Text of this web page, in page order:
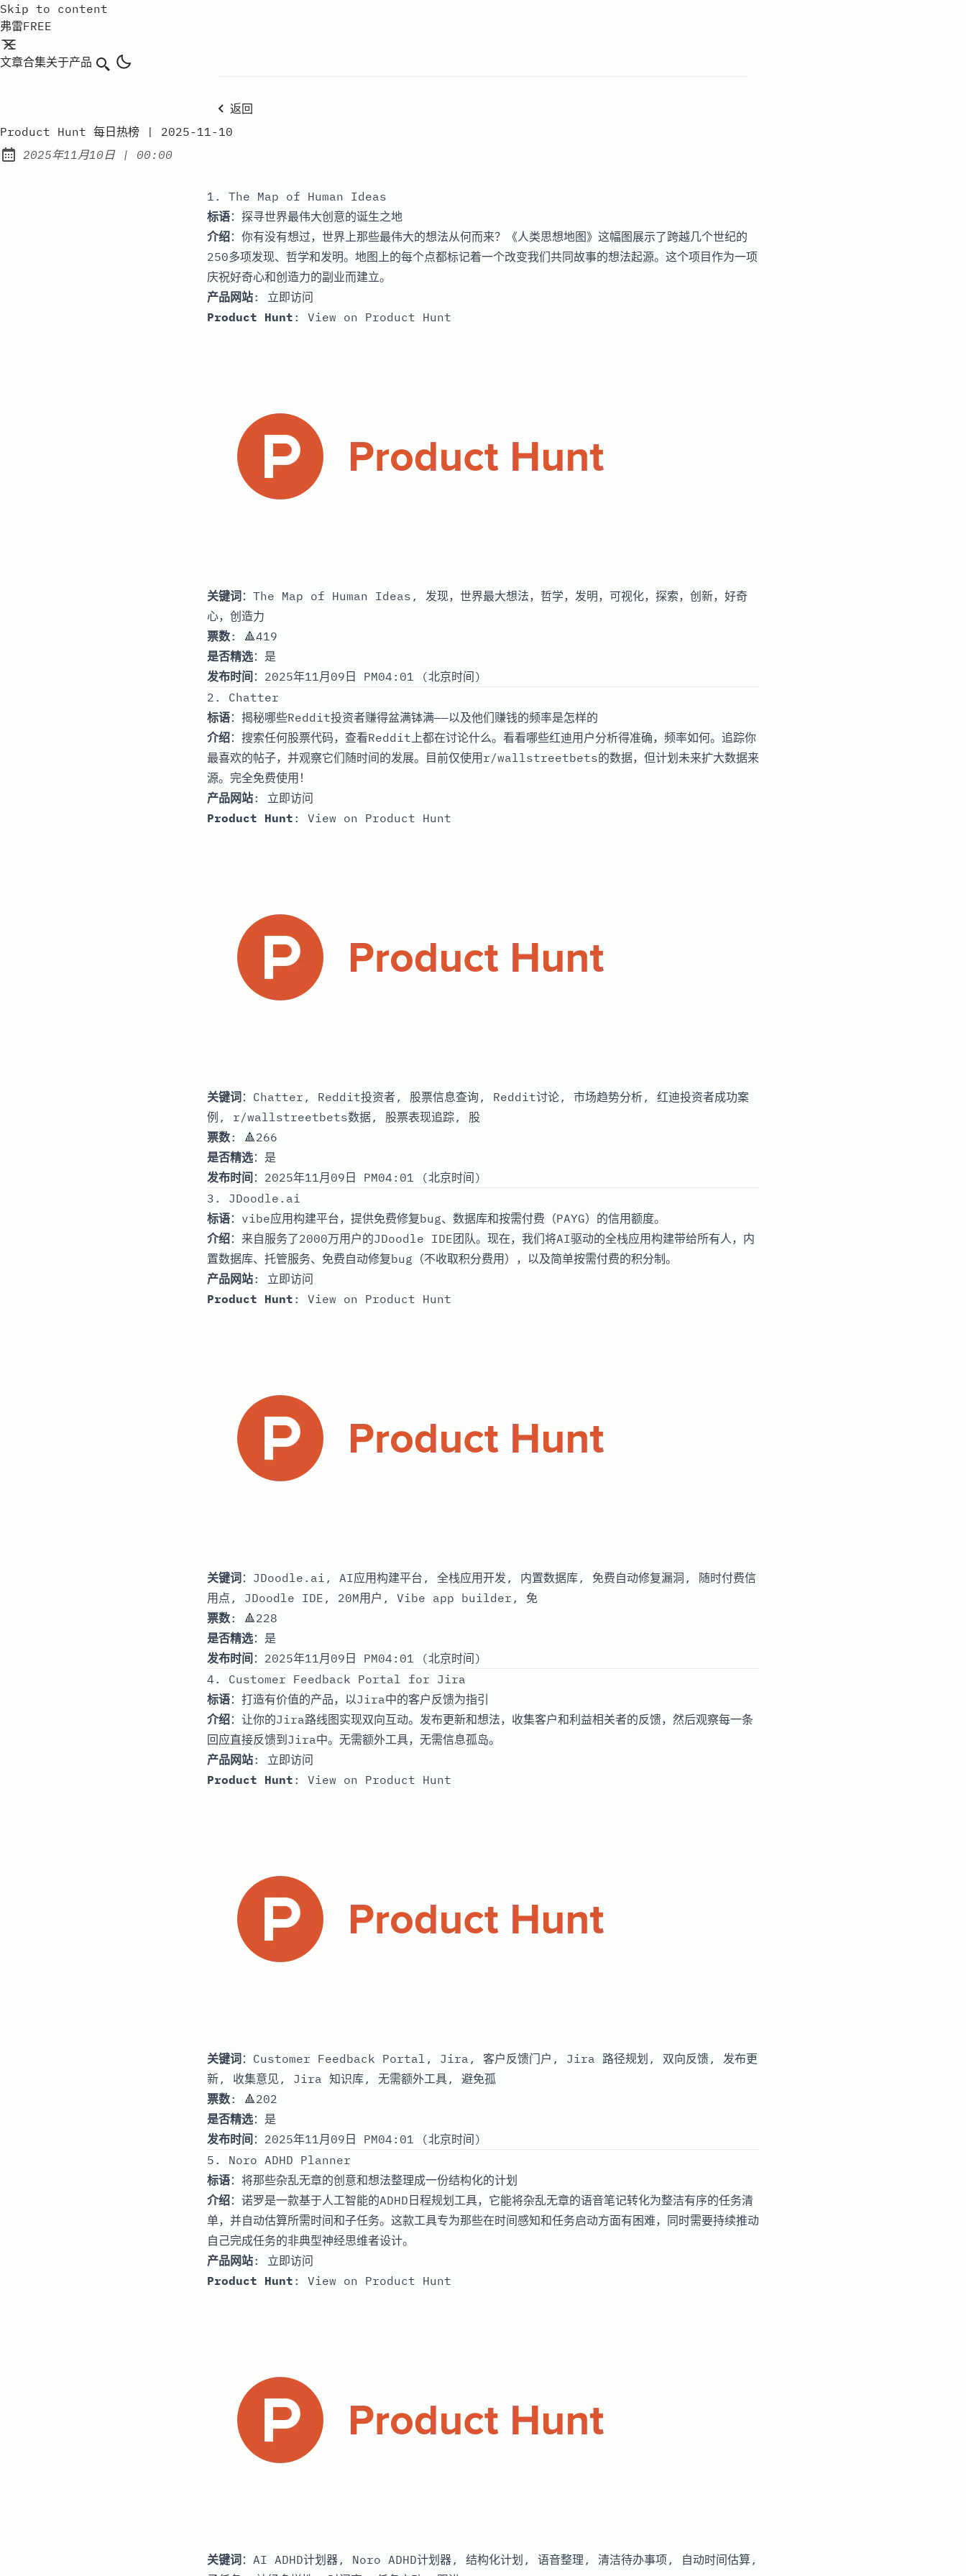
Skip to content
弗雷FREE
文章合集关于产品 搜索
返回
Product Hunt 每日热榜 | 2025-11-10
Published:
2025年11月10日| at
00:00
1. The Map of Human Ideas
标语：探寻世界最伟大创意的诞生之地
介绍：你有没有想过，世界上那些最伟大的想法从何而来？《人类思想地图》这幅图展示了跨越几个世纪的
250多项发现、哲学和发明。地图上的每个点都标记着一个改变我们共同故事的想法起源。这个项目作为一项
庆祝好奇心和创造力的副业而建立。
产品网站: 立即访问
Product Hunt : View on Product Hunt
关键词：The Map of Human Ideas, 发现，世界最大想法，哲学，发明，可视化，探索，创新，好奇
心，创造力
票数: 🔺419
是否精选：是
发布时间 ：2025年11月09日 PM04:01 (北京时间)
2. Chatter
标语：揭秘哪些Reddit投资者赚得盆满钵满——以及他们赚钱的频率是怎样的
介绍：搜索任何股票代码，查看Reddit上都在讨论什么。看看哪些红迪用户分析得准确，频率如何。追踪你
最喜欢的帖子，并观察它们随时间的发展。目前仅使用r/wallstreetbets的数据，但计划未来扩大数据来
源。完全免费使用！
产品网站: 立即访问
Product Hunt : View on Product Hunt
关键词：Chatter, Reddit投资者, 股票信息查询, Reddit讨论, 市场趋势分析, 红迪投资者成功案
例, r/wallstreetbets数据, 股票表现追踪, 股
票数: 🔺266
是否精选：是
发布时间 ：2025年11月09日 PM04:01 (北京时间)
3. JDoodle.ai
标语：vibe应用构建平台，提供免费修复bug、数据库和按需付费（PAYG）的信用额度。
介绍：来自服务了2000万用户的JDoodle IDE团队。现在，我们将AI驱动的全栈应用构建带给所有人，内
置数据库、托管服务、免费自动修复bug（不收取积分费用），以及简单按需付费的积分制。
产品网站: 立即访问
Product Hunt : View on Product Hunt
关键词：JDoodle.ai, AI应用构建平台, 全栈应用开发, 内置数据库, 免费自动修复漏洞, 随时付费信
用点, JDoodle IDE, 20M用户, Vibe app builder, 免
票数: 🔺228
是否精选：是
发布时间 ：2025年11月09日 PM04:01 (北京时间)
4. Customer Feedback Portal for Jira
标语：打造有价值的产品，以Jira中的客户反馈为指引
介绍：让你的Jira路线图实现双向互动。发布更新和想法，收集客户和利益相关者的反馈，然后观察每一条
回应直接反馈到Jira中。无需额外工具，无需信息孤岛。
产品网站: 立即访问
Product Hunt : View on Product Hunt
关键词：Customer Feedback Portal, Jira, 客户反馈门户, Jira 路径规划, 双向反馈, 发布更
新, 收集意见, Jira 知识库, 无需额外工具, 避免孤
票数: 🔺202
是否精选：是
发布时间 ：2025年11月09日 PM04:01 (北京时间)
5. Noro ADHD Planner
标语：将那些杂乱无章的创意和想法整理成一份结构化的计划
介绍：诺罗是一款基于人工智能的ADHD日程规划工具，它能将杂乱无章的语音笔记转化为整洁有序的任务清
单，并自动估算所需时间和子任务。这款工具专为那些在时间感知和任务启动方面有困难，同时需要持续推动
自己完成任务的非典型神经思维者设计。
产品网站: 立即访问
Product Hunt : View on Product Hunt
关键词：AI ADHD计划器, Noro ADHD计划器, 结构化计划, 语音整理, 清洁待办事项, 自动时间估算,